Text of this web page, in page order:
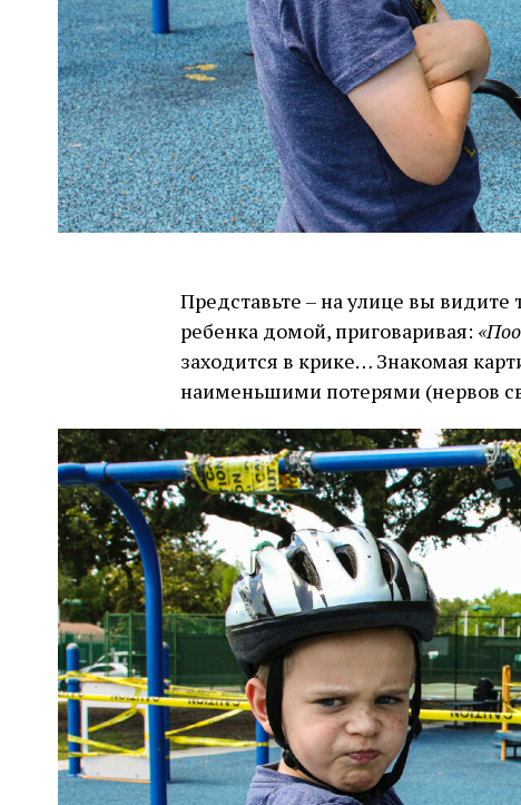
Представьте – на улице вы
ребенка домой, приговаривая:
заходится в крике… Знакомая
наименьшими потерями (нервов